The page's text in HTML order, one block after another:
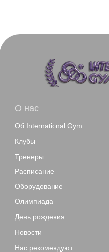
О нас
Об International Gym
Клубы
Тренеры
День рождения
Новости
Нас рекомендуют
Расписание
Оборудование
Олимпиада